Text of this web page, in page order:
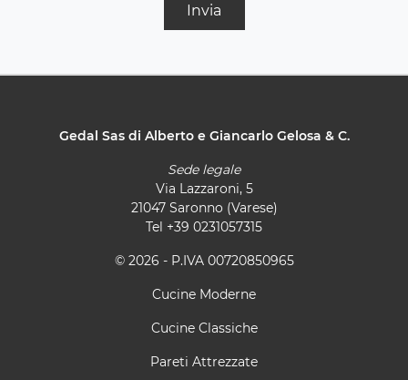
Invia
Gedal Sas di Alberto e Giancarlo Gelosa & C.
Sede legale
Via Lazzaroni, 5
21047 Saronno (Varese)
Tel +39 0231057315
© 2026 - P.IVA 00720850965
Cucine Moderne
Cucine Classiche
Pareti Attrezzate